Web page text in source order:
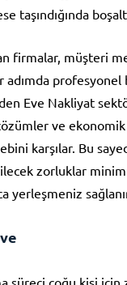
taşındığında
firmalar, müşteri
profesyonel
Eve Nakliyat
ve
karşılar. Bu
zorluklar
yerleşmeniz
süreci çoğu kişi